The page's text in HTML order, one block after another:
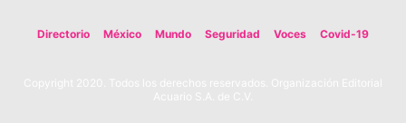
Directorio México Mundo Seguridad Voces Covid-19